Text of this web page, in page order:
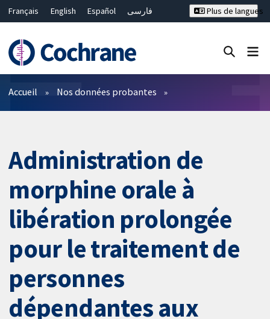
Français English Español
فارسی
Bahasa Malaysia
ไทย
繁體中文
简体中文
Plus de langues
Filtres
Accueil Nos données probantes
Administration de
morphine orale à
libération prolongée
pour le traitement de
personnes
dépendantes aux